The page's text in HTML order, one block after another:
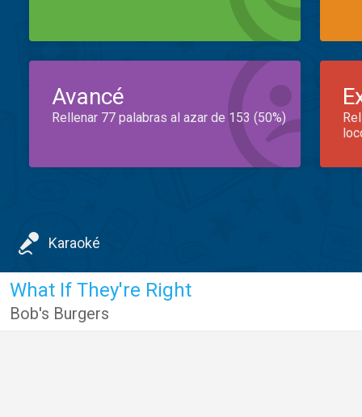
Avancé
Rellenar 77 palabras al azar de 153 (50%)
Karaoké
What If They're Right
Bob's Burgers